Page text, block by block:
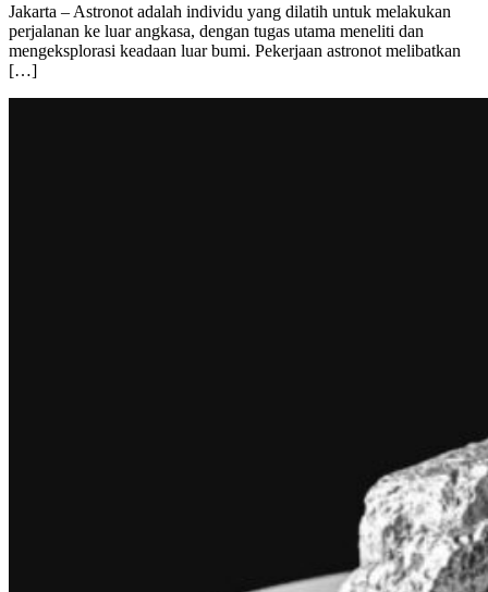
Jakarta – Astronot adalah individu yang dilatih untuk melakukan
perjalanan ke luar angkasa, dengan tugas utama meneliti dan
mengeksplorasi keadaan luar bumi. Pekerjaan astronot melibatkan
[…]